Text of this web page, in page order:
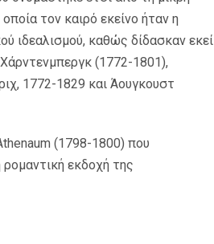
τον καιρό εκείνο ήταν η
ιδεαλισμού, καθώς δίδασκαν εκεί
Χάρντενμπεργκ (1772-1801),
1772-1829 και Άουγκουστ
(1798-1800) που
εκδοχή της